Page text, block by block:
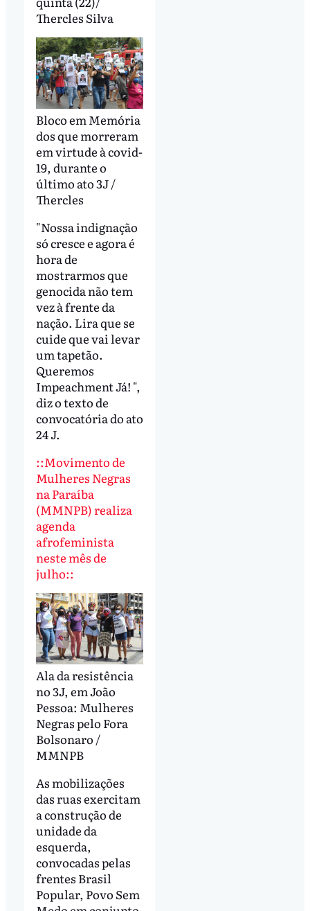
Thercles Silva
Bloco em Memória
dos que morreram
em virtude à covid-
19, durante o
último ato 3J /
Thercles
"Nossa indignação
só cresce e agora é
hora de
mostrarmos que
genocida não tem
vez à frente da
nação. Lira que se
cuide que vai levar
um tapetão.
Queremos
Impeachment Já! ",
diz o texto de
convocatória do ato
24 J.
::Movimento de
Mulheres Negras
na Paraíba
(MMNPB) realiza
agenda
afrofeminista
neste mês de
julho::
Ala da resistência
no 3J, em João
Pessoa: Mulheres
Negras pelo Fora
Bolsonaro /
MMNPB
As mobilizações
das ruas exercitam
a construção de
unidade da
esquerda,
convocadas pelas
frentes Brasil
Popular, Povo Sem